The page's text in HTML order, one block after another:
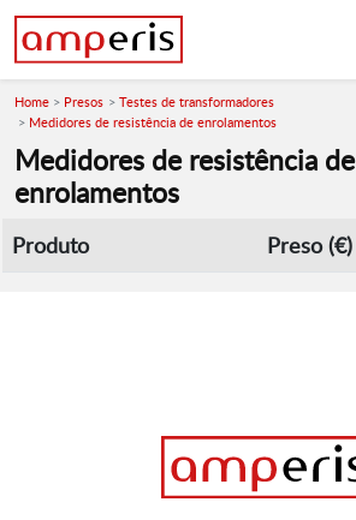
Home Presos
Testes de transformadores
Medidores de resistência de enrolamentos
Medidores de resistência de
enrolamentos
Produto Preso (€)